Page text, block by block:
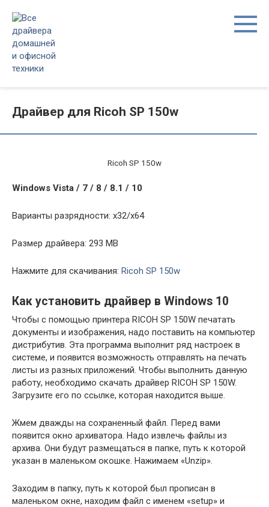
контенту
Драйвер для Ricoh SP 150w
Ricoh SP 150w
Windows Vista / 7 / 8 / 8.1 / 10
Варианты разрядности: x32/x64
Размер драйвера: 293 MB
Нажмите для скачивания: Ricoh SP 150w
Как установить драйвер в Windows 10
Чтобы с помощью принтера RICOH SP 150W печатать
документы и изображения, надо поставить на компьютер
дистрибутив. Эта программа выполнит ряд настроек в
системе, и появится возможность отправлять на печать
листы из разных приложений. Чтобы выполнить данную
работу, необходимо скачать драйвер RICOH SP 150W.
Загрузите его по ссылке, которая находится выше.
Жмем дважды на сохраненный файл. Перед вами
появится окно архиватора. Надо извлечь файлы из
архива. Они будут размещаться в папке, путь к которой
указан в маленьком окошке. Нажимаем «Unzip».
Заходим в папку, путь к которой был прописан в
маленьком окне, находим файл с именем «setup» и